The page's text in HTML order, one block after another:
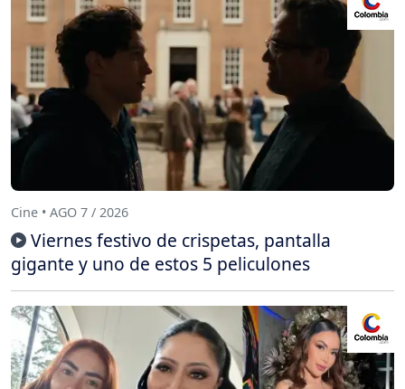
Cine • AGO 7 / 2026
Viernes festivo de crispetas, pantalla
gigante y uno de estos 5 peliculones